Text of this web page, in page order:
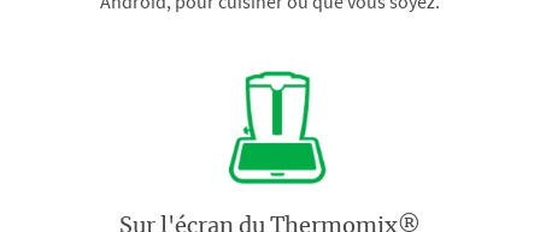
Sur l'écran du Thermomix®